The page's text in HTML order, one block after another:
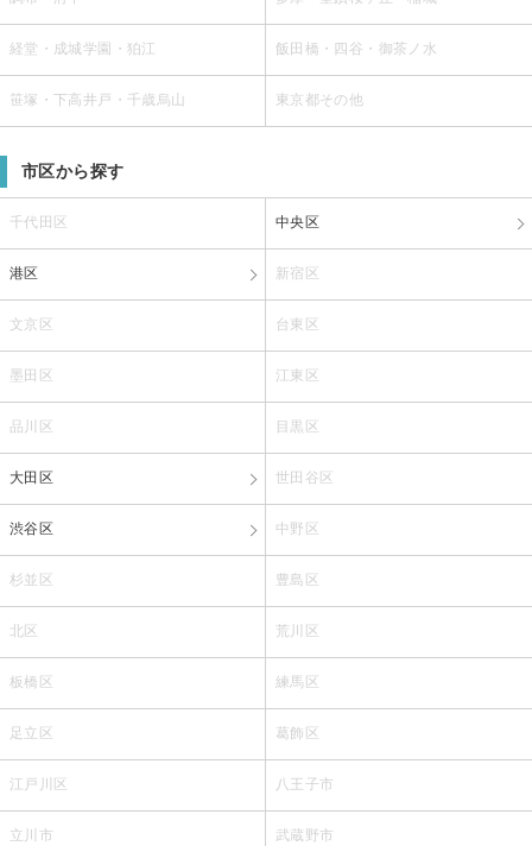
経堂・成城学園・狛江 飯田橋・四谷・御茶ノ水
笹塚・下高井戸・千歳烏山 東京都その他
市区から探す
千代田区 中央区
港区 新宿区
文京区 台東区
墨田区 江東区
品川区 目黒区
大田区 世田谷区
渋谷区 中野区
杉並区 豊島区
北区 荒川区
板橋区 練馬区
足立区 葛飾区
江戸川区 八王子市
立川市 武蔵野市